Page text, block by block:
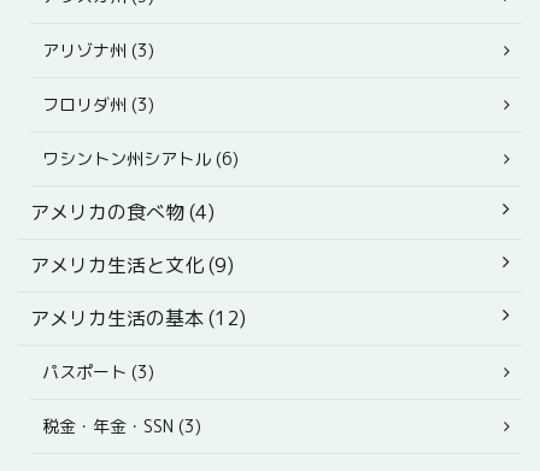
アリゾナ州 (3)
フロリダ州 (3)
ワシントン州シアトル (6)
アメリカの食べ物 (4)
アメリカ生活と文化 (9)
アメリカ生活の基本 (12)
パスポート (3)
税金・年金・SSN (3)